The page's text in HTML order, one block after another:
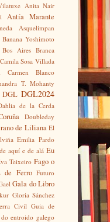
Anita Nair
Antía Marante
Asquelimpan
Banana Yoshimoto
Bos Aires Branca
Camila Sosa Villada
Carmen Blanco
T. Mohanty
DGL DGL2024
de la Cerda
Doubleday
de Liliana El
Emilia Pardo
aquí e de alá Eu
Teixeiro Fago o
de Ferro Futuro
Gala do Libro
Gloria Sánchez
Civil Guia de
entroido galego